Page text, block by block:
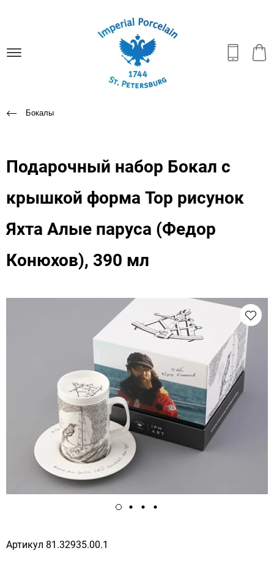
Бокалы
Подарочный набор Бокал с
крышкой форма Top рисунок
Яхта Алые паруса (Федор
Конюхов), 390 мл
Артикул 81.32935.00.1